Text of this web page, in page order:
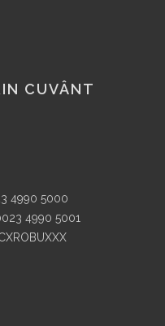
CUVÂNT
4990 5000
4990 5001